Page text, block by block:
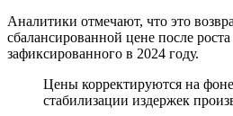
Аналитики отмечают, что это
сбалансированной цене после роста
зафиксированного в 2024 году.
Цены корректируются на
стабилизации издержек